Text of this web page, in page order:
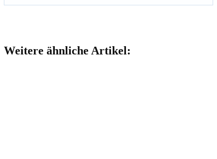
Weitere ähnliche Artikel: